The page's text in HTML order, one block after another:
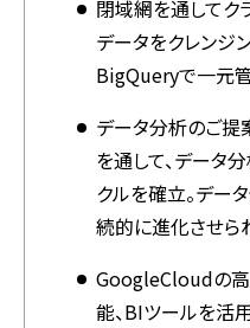
閉域網を通してク
データをクレンジ
BigQueryで一元
データ分析のご提
を通して、データ
クルを確立。デー
続的に進化させら
GoogleCloudの
能、BIツールを活